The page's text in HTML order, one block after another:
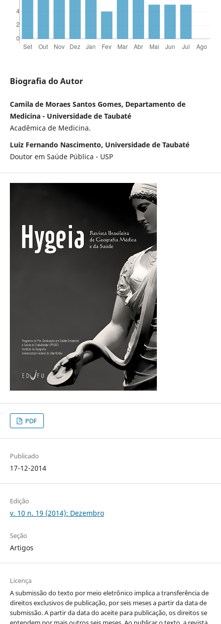
Biografia do Autor
Camila de Moraes Santos Gomes, Departamento de
Medicina - Universidade de Taubaté
Acadêmica de Medicina.
Luiz Fernando Nascimento, Universidade de Taubaté
Doutor em Saúde Pública - USP
PDF
Publicado
17-12-2014
Edição
v. 10 n. 19 (2014): Dezembro
Seção
Artigos
Licença
A submissão do texto por meio eletrônico implica a transferência de
direitos exclusivos de publicação, por seis meses a partir da data de
submissão. A partir da data do aceite para publicação, os direitos se